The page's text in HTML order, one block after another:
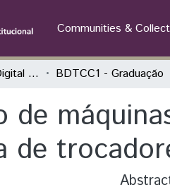
Communities &
UNILA | Biblioteca Digital de Trabalhos de Conclusão de Curso BDTCC1 - Graduação
de
de